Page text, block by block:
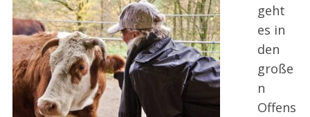
geht
es in
den
große
n
Offens